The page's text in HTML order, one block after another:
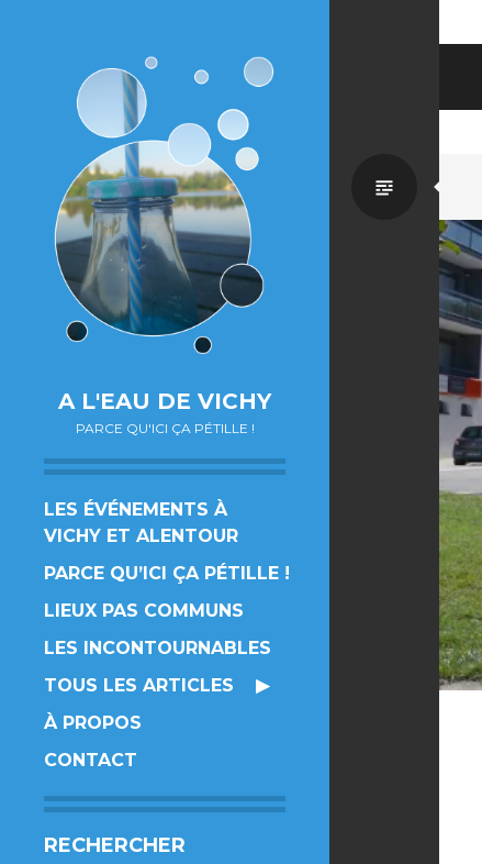
A L'EAU DE VICHY
PARCE QU'ICI ÇA PÉTILLE !
LES ÉVÉNEMENTS À
VICHY ET ALENTOUR
PARCE QU’ICI ÇA PÉTILLE !
LIEUX PAS COMMUNS
LES INCONTOURNABLES
TOUS LES ARTICLES
À PROPOS
CONTACT
RECHERCHER
Par
défaut